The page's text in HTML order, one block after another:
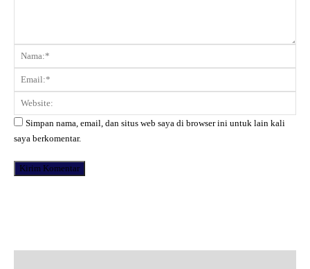
Komentar:
Simpan nama, email, dan situs web saya di browser ini untuk lain kali
saya berkomentar.